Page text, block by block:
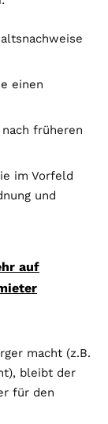
einen
früheren
im Vorfeld
und
auf
macht (z.B.
bleibt der
für den